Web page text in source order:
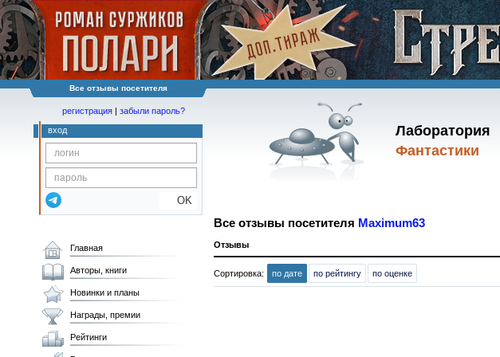
Все отзывы посетителя
Лаборатория
Фантастики
регистрация | забыли пароль?
вход
OK
Все отзывы посетителя Maximum63
Отзывы
Сортировка: по дате по рейтингу по оценке
Главная
Авторы, книги
Новинки и планы
Награды, премии
Рейтинги